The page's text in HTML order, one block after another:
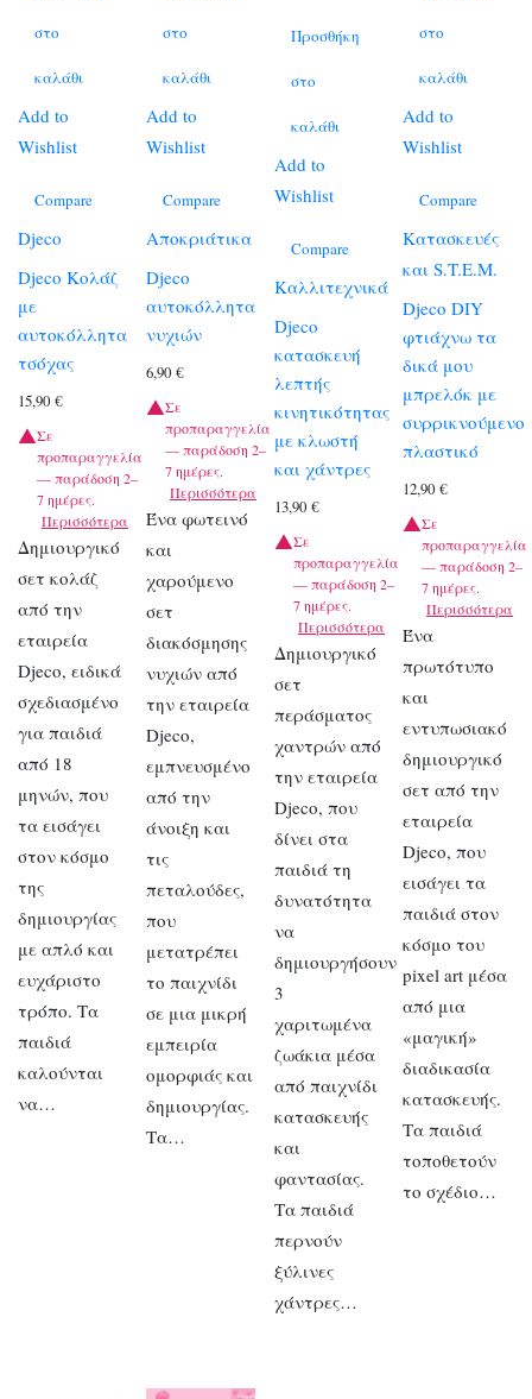
στο
καλάθι
Add to
Wishlist
Compare
Djeco
Djeco Κολάζ
με
αυτοκόλλητα
τσόχας
15,90 €
Σε
προπαραγγελία
— παράδοση 2–
7 ημέρες.
Περισσότερα
Δημιουργικό
σετ κολάζ
από την
εταιρεία
Djeco, ειδικά
σχεδιασμένο
για παιδιά
από 18
μηνών, που
τα εισάγει
στον κόσμο
της
δημιουργίας
με απλό και
ευχάριστο
τρόπο. Τα
παιδιά
καλούνται
να…
στο
καλάθι
Add to
Wishlist
Compare
Αποκριάτικα
Djeco
αυτοκόλλητα
νυχιών
6,90€
Σε
προπαραγγελία
— παράδοση 2–
7 ημέρες.
Περισσότερα
Ένα φωτεινό
και
χαρούμενο
σετ
διακόσμησης
νυχιών από
την εταιρεία
Djeco,
εμπνευσμένο
από την
άνοιξη και
τις
πεταλούδες,
που
μετατρέπει
το παιχνίδι
σε μια μικρή
εμπειρία
ομορφιάς και
δημιουργίας.
Τα…
Προσθήκη
στο
καλάθι
Add to
Wishlist
Compare
Καλλιτεχνικά
Djeco
κατασκευή
λεπτής
κινητικότητας
με κλωστή
και χάντρες
13,90€
Σε
προπαραγγελία
— παράδοση 2–
7 ημέρες.
Περισσότερα
Δημιουργικό
σετ
περάσματος
χαντρών από
την εταιρεία
Djeco, που
δίνει στα
παιδιά τη
δυνατότητα
να
δημιουργήσουν
3
χαριτωμένα
ζωάκια μέσα
από παιχνίδι
κατασκευής
και
φαντασίας.
Τα παιδιά
περνούν
ξύλινες
χάντρες…
στο
καλάθι
Add to
Wishlist
Compare
Κατασκευές
και S.T.E.M.
Djeco DIY
φτιάχνω τα
δικά μου
μπρελόκ με
συρρικνούμενο
πλαστικό
12,90€
Σε
προπαραγγελία
— παράδοση 2–
7 ημέρες.
Περισσότερα
Ένα
πρωτότυπο
και
εντυπωσιακό
δημιουργικό
σετ από την
εταιρεία
Djeco, που
εισάγει τα
παιδιά στον
κόσμο του
pixel art μέσα
από μια
«μαγική»
διαδικασία
κατασκευής.
Τα παιδιά
τοποθετούν
το σχέδιο…